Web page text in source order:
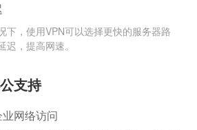
下，使用VPN可以选择更快的服务器路
迟，提高网速。
支持
网络访问